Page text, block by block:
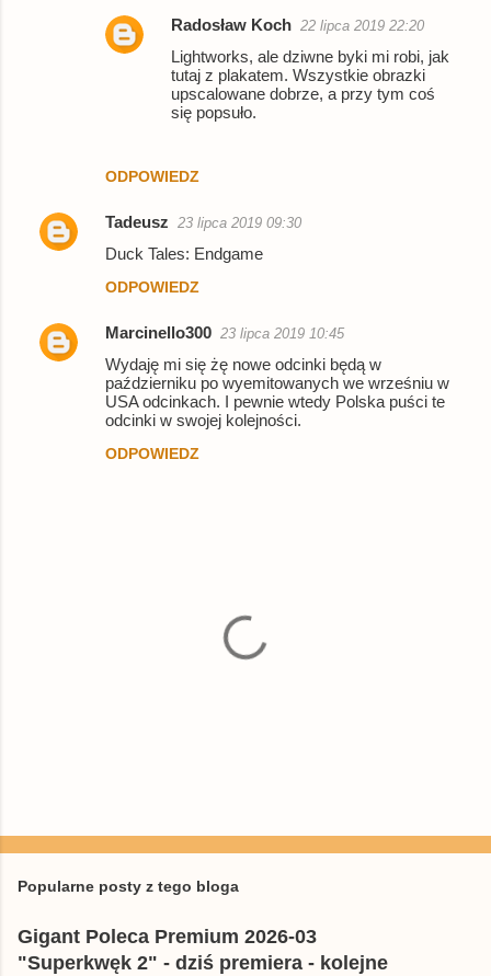
e
ODPOWIEDZ
Radosław Koch 22 lipca 2019 22:20
Lightworks, ale dziwne byki mi robi, jak
tutaj z plakatem. Wszystkie obrazki
upscalowane dobrze, a przy tym coś
się popsuło.
Tadeusz 23 lipca 2019 09:30
Duck Tales: Endgame
ODPOWIEDZ
Marcinello300 23 lipca 2019 10:45
Wydaję mi się żę nowe odcinki będą w
październiku po wyemitowanych we wrześniu w
USA odcinkach. I pewnie wtedy Polska puści te
odcinki w swojej kolejności.
ODPOWIEDZ
e
i
j
Popularne posty z tego bloga
Gigant Poleca Premium 2026-03
"Superkwęk 2" - dziś premiera - kolejne